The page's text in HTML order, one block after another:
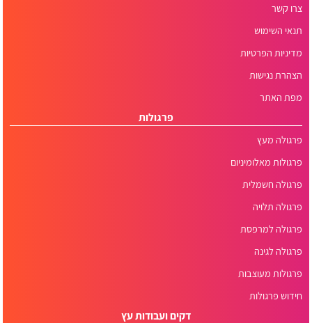
צרו קשר
תנאי השימוש
מדיניות הפרטיות
הצהרת נגישות
מפת האתר
פרגולות
פרגולה מעץ
פרגולות מאלומיניום
פרגולה חשמלית
פרגולה תלויה
פרגולה למרפסת
פרגולה לגינה
פרגולות מעוצבות
חידוש פרגולות
דקים ועבודות עץ